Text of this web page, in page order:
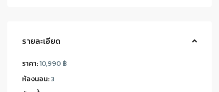
รายละเอียด
ราคา:10,990 ฿
ห้องนอน:3